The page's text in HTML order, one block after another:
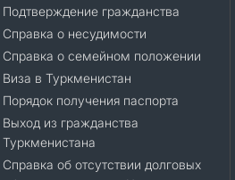
Подтверждение гражданства
Справка о несудимости
Справка о семейном положении
Виза в Туркменистан
Порядок получения паспорта
Выход из гражданства
Туркменистана
Cправка об отсутствии долговых